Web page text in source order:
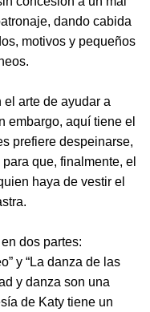
dando cabida
motivos y pequeños
el arte de ayudar a
embargo, aquí tiene el
prefiere despeinarse,
que, finalmente, el
haya de vestir el
dos partes:
y “La danza de las
y danza son una
de Katy tiene un